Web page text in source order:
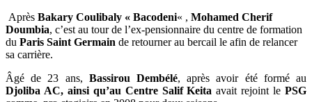
Après Bakary Coulibaly « Bacodeni« , Mohamed Cherif
Doumbia, c’est au tour de l’ex-pensionnaire du centre de formation
du Paris Saint Germain de retourner au bercail le afin de relancer
sa carrière.
Âgé de 23 ans, Bassirou Dembélé, après avoir été formé au
Djoliba AC, ainsi qu’au Centre Salif Keita avait rejoint le PSG